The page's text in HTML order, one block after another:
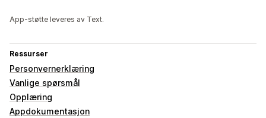
App-støtte leveres av Text.
Ressurser
Personvernerklæring
Vanlige spørsmål
Opplæring
Appdokumentasjon